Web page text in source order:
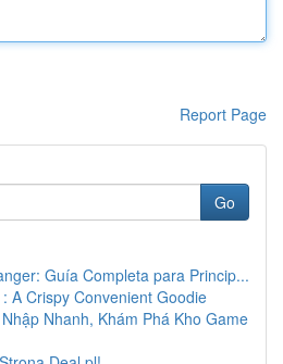
Report Page
Go
Guía Completa para Princip...
A Crispy Convenient Goodie
Nhanh, Khám Phá Kho Game